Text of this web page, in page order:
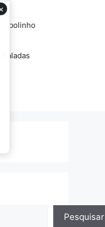
bolinho
Saladas
Pesquisar